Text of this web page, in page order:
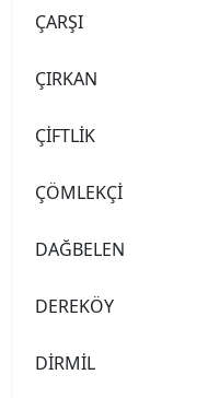
ÇARŞI
ÇIRKAN
ÇİFTLİK
ÇÖMLEKÇİ
DAĞBELEN
DEREKÖY
DİRMİL